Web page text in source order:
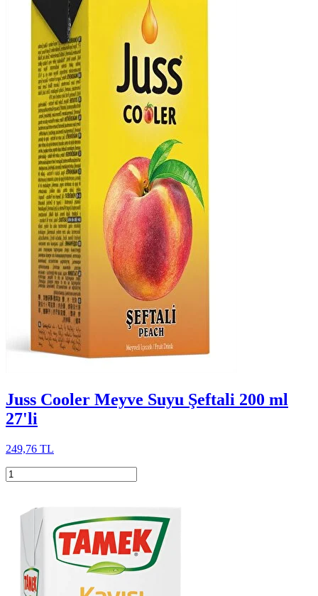
Juss Cooler Meyve Suyu Şeftali 200 ml
27'li
249,76 TL